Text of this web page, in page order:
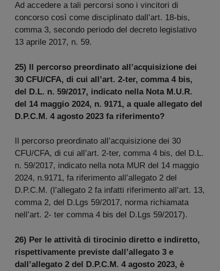
Ad accedere a tali percorsi sono i vincitori di
concorso così come disciplinato dall’art. 18-bis,
comma 3, secondo periodo del decreto legislativo
13 aprile 2017, n. 59.
25) Il percorso preordinato all’acquisizione dei
30 CFU/CFA, di cui all’art. 2-ter, comma 4 bis,
del D.L. n. 59/2017, indicato nella Nota M.U.R.
del 14 maggio 2024, n. 9171, a quale allegato del
D.P.C.M. 4 agosto 2023 fa riferimento?
Il percorso preordinato all’acquisizione dei 30
CFU/CFA, di cui all’art. 2-ter, comma 4 bis, del D.L.
n. 59/2017, indicato nella nota MUR del 14 maggio
2024, n.9171, fa riferimento all’allegato 2 del
D.P.C.M. (l’allegato 2 fa infatti riferimento all’art. 13,
comma 2, del D.Lgs 59/2017, norma richiamata
nell’art. 2- ter comma 4 bis del D.Lgs 59/2017).
26) Per le attività di tirocinio diretto e indiretto,
rispettivamente previste dall’allegato 3 e
dall’allegato 2 del D.P.C.M. 4 agosto 2023, è